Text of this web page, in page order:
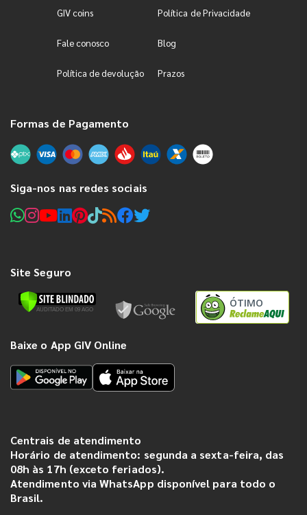
GIV coins Política de Privacidade
Fale conosco Blog
Política de devolução Prazos
Formas de Pagamento
Siga-nos nas redes sociais
Site Seguro
ÓTIMO
Baixe o App GIV Online
Centrais de atendimento
Horário de atendimento: segunda a sexta-feira, das
08h às 17h (exceto feriados).
Atendimento via WhatsApp disponível para todo o
Brasil.